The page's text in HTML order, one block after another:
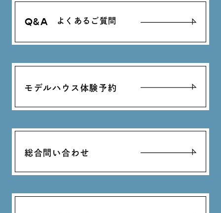
Q&A よくあるご質問
モデルハウス体験予約
総合問い合わせ